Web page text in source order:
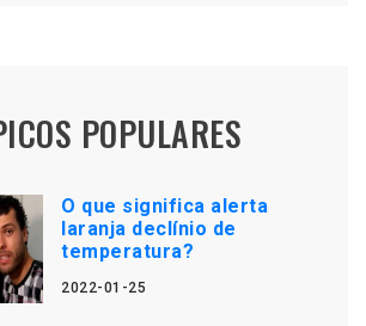
POPULARES
O que significa alerta
laranja declínio de
temperatura?
2022-01-25